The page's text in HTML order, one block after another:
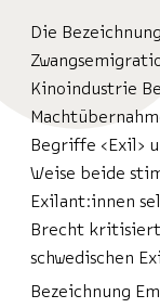
Die
Kinoindustrie
Begriffe ‹Exil›
Weise beide
Exilant:innen
Brecht kritisiert
schwedischen
Bezeichnung